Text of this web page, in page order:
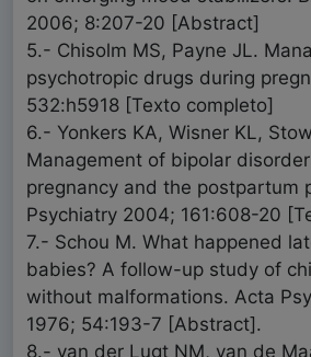
2006; 8:207-20 [Abstract]
5.- Chisolm MS, Payne JL.
psychotropic drugs during
532:h5918 [Texto completo]
6.- Yonkers KA, Wisner KL,
Management of bipolar
pregnancy and the postpartum
Psychiatry 2004; 161:608-20
7.- Schou M. What happened
babies? A follow-up study of
without malformations. Acta
1976; 54:193-7 [Abstract].
8.- van der Lugt NM, van de